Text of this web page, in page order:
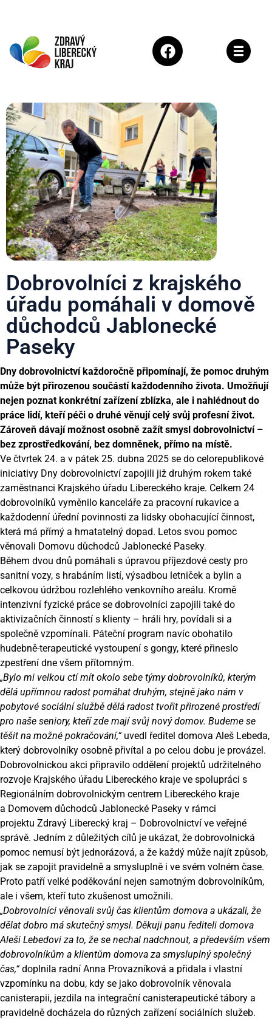
Dobrovolníci z krajského
úřadu pomáhali v domově
důchodců Jablonecké
Paseky
Dny dobrovolnictví každoročně připomínají, že pomoc druhým
může být přirozenou součástí každodenního života. Umožňují
nejen poznat konkrétní zařízení zblízka, ale i nahlédnout do
práce lidí, kteří péči o druhé věnují celý svůj profesní život.
Zároveň dávají možnost osobně zažít smysl dobrovolnictví –
bez zprostředkování, bez domněnek, přímo na místě.
Ve čtvrtek 24. a v pátek 25. dubna 2025 se do celorepublikové
iniciativy Dny dobrovolnictví zapojili již druhým rokem také
zaměstnanci Krajského úřadu Libereckého kraje. Celkem 24
dobrovolníků vyměnilo kanceláře za pracovní rukavice a
každodenní úřední povinnosti za lidsky obohacující činnost,
která má přímý a hmatatelný dopad. Letos svou pomoc
věnovali Domovu důchodců Jablonecké Paseky.
Během dvou dnů pomáhali s úpravou příjezdové cesty pro
sanitní vozy, s hrabáním listí, výsadbou letniček a bylin a
celkovou údržbou rozlehlého venkovního areálu. Kromě
intenzivní fyzické práce se dobrovolníci zapojili také do
aktivizačních činností s klienty – hráli hry, povídali si a
společně vzpomínali. Páteční program navíc obohatilo
hudebně-terapeutické vystoupení s gongy, které přineslo
zpestření dne všem přítomným.
„Bylo mi velkou ctí mít okolo sebe týmy dobrovolníků, kterým
dělá upřímnou radost pomáhat druhým, stejně jako nám v
pobytové sociální službě dělá radost tvořit přirozené prostředí
pro naše seniory, kteří zde mají svůj nový domov. Budeme se
těšit na možné pokračování,“uvedl ředitel domova Aleš Lebeda,
který dobrovolníky osobně přivítal a po celou dobu je provázel.
Dobrovolnickou akci připravilo oddělení projektů udržitelného
rozvoje Krajského úřadu Libereckého kraje ve spolupráci s
Regionálním dobrovolnickým centrem Libereckého kraje
a Domovem důchodců Jablonecké Paseky v rámci
projektu Zdravý Liberecký kraj – Dobrovolnictví ve veřejné
správě. Jedním z důležitých cílů je ukázat, že dobrovolnická
pomoc nemusí být jednorázová, a že každý může najít způsob,
jak se zapojit pravidelně a smysluplně i ve svém volném čase.
Proto patří velké poděkování nejen samotným dobrovolníkům,
ale i všem, kteří tuto zkušenost umožnili.
„Dobrovolníci věnovali svůj čas klientům domova a ukázali, že
dělat dobro má skutečný smysl. Děkuji panu řediteli domova
Aleši Lebedovi za to, že se nechal nadchnout, a především všem
dobrovolníkům a klientům domova za smysluplný společný
čas,“doplnila radní Anna Provazníková a přidala i vlastní
vzpomínku na dobu, kdy se jako dobrovolník věnovala
canisterapii, jezdila na integrační canisterapeutické tábory a
pravidelně docházela do různých zařízení sociálních služeb.